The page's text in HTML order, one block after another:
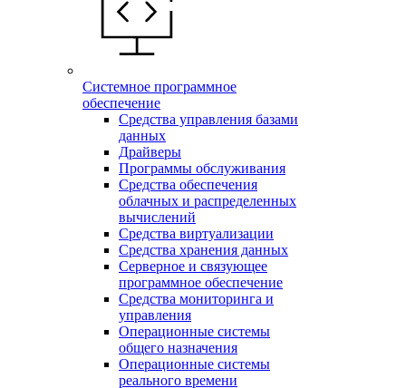
Системное программное
обеспечение
Средства управления базами
данных
Драйверы
Программы обслуживания
Средства обеспечения
облачных и распределенных
вычислений
Средства виртуализации
Средства хранения данных
Серверное и связующее
программное обеспечение
Средства мониторинга и
управления
Операционные системы
общего назначения
Операционные системы
реального времени